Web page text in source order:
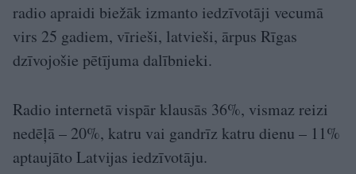
radio apraidi biežāk izmanto iedzīvotāji vecumā
virs 25 gadiem, vīrieši, latvieši, ārpus Rīgas
dzīvojošie pētījuma dalībnieki.
Radio internetā vispār klausās 36%, vismaz reizi
nedēļā – 20%, katru vai gandrīz katru dienu – 11%
aptaujāto Latvijas iedzīvotāju.